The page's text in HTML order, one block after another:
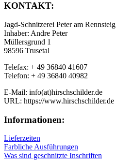
KONTAKT:
Jagd-Schnitzerei Peter am Rennsteig
Inhaber: Andre Peter
Müllersgrund 1
98596 Trusetal
Telefax: + 49 36840 41607
Telefon: + 49 36840 40982
E-Mail: info(at)hirschschilder.de
URL: https://www.hirschschilder.de
Informationen:
Lieferzeiten
Farbliche Ausführungen
Was sind geschnitzte Inschriften